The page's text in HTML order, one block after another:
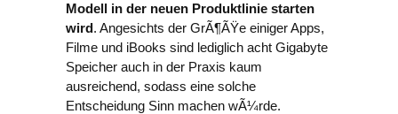
Modell in der neuen Produktlinie starten
wird. Angesichts der GrÃ¶ÃŸe einiger Apps,
Filme und iBooks sind lediglich acht Gigabyte
Speicher auch in der Praxis kaum
ausreichend, sodass eine solche
Entscheidung Sinn machen wÃ¼rde.